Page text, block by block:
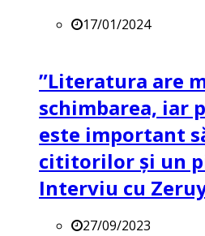
17/01/2024
”Literatura are
schimbarea, iar
este important
cititorilor și un
Interviu cu
27/09/2023